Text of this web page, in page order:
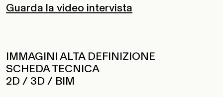
Guarda la video intervista
IMMAGINI ALTA DEFINIZIONE
SCHEDA TECNICA
2D / 3D / BIM